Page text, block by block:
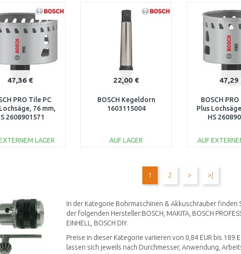
Vergleichen Vergleichen
47,36 €
PRO Tile PC
76 mm,
2608901571
LAGER
22,00 €
BOSCH Kegeldorn
1603115004
AUF LAGER
47,29
BOSCH
Plus
HS
AUF
1 2 > >|
In der Kategorie Bohrmaschinen & Akkuschrauber
der folgenden Hersteller:BOSCH, MAKITA, BOSCH
EINHELL, BOSCH DIY.
Preise in dieser Kategorie variieren von 0,84 EUR bis 189
lassen sich jeweils nach Durchmesser, Anwendung,